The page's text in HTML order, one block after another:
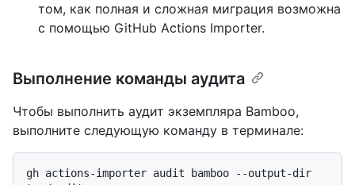
том, как полная и сложная миграция возможна
с помощью GitHub Actions Importer.
Выполнение команды аудита
Чтобы выполнить аудит экземпляра Bamboo,
выполните следующую команду в терминале:
gh actions-importer audit bamboo --output-dir